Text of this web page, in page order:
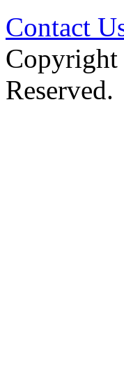
Contact
Copyright
Reserved.